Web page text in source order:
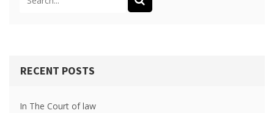
RECENT POSTS
In The Court of law